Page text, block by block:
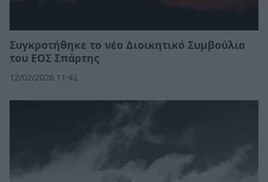
Συγκροτήθηκε το νέο Διοικητικό Συμβούλιο
του ΕΟΣ Σπάρτης
12/02/2026 11:42